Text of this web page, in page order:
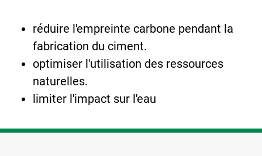
réduire l'empreinte carbone pendant la
fabrication du ciment.
optimiser l'utilisation des ressources
naturelles.
limiter l'impact sur l'eau